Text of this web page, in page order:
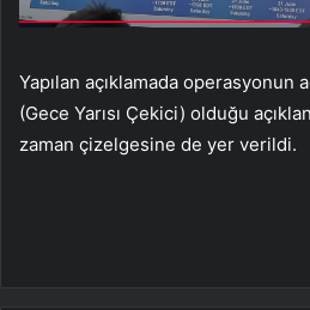
Yapılan açıklamada operasyonun
(Gece Yarısı Çekici) olduğu
zaman çizelgesine de yer verildi.